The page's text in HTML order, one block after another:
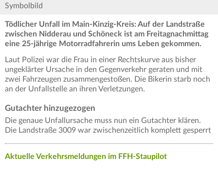
Symbolbild
Tödlicher Unfall im Main-Kinzig-Kreis: Auf der Landstraße
zwischen Nidderau und Schöneck ist am Freitagnachmittag
eine 25-jährige Motorradfahrerin ums Leben gekommen.
Laut Polizei war die Frau in einer Rechtskurve aus bisher
ungeklärter Ursache in den Gegenverkehr geraten und mit
zwei Fahrzeugen zusammengestoßen. Die Bikerin starb noch
an der Unfallstelle an ihren Verletzungen.
Gutachter hinzugezogen
Die genaue Unfallursache muss nun ein Gutachter klären.
Die Landstraße 3009 war zwischenzeitlich komplett gesperrt
Aktuelle Verkehrsmeldungen im FFH-Staupilot